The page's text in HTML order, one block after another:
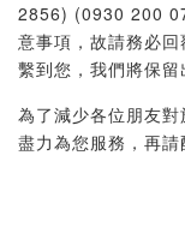
2856) (0930 200
意事項，故請務必
繫到您，我們將保留
為了減少各位朋友
盡力為您服務，再請